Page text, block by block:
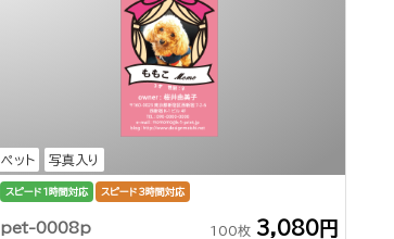
ペット 写真入り
スピード1時間対応 スピード3時間対応
pet-0008p 100枚 3,080円